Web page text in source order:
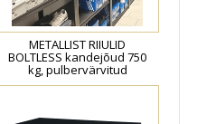
METALLIST RIIULID
BOLTLESS kandejõud 750
kg, pulbervärvitud